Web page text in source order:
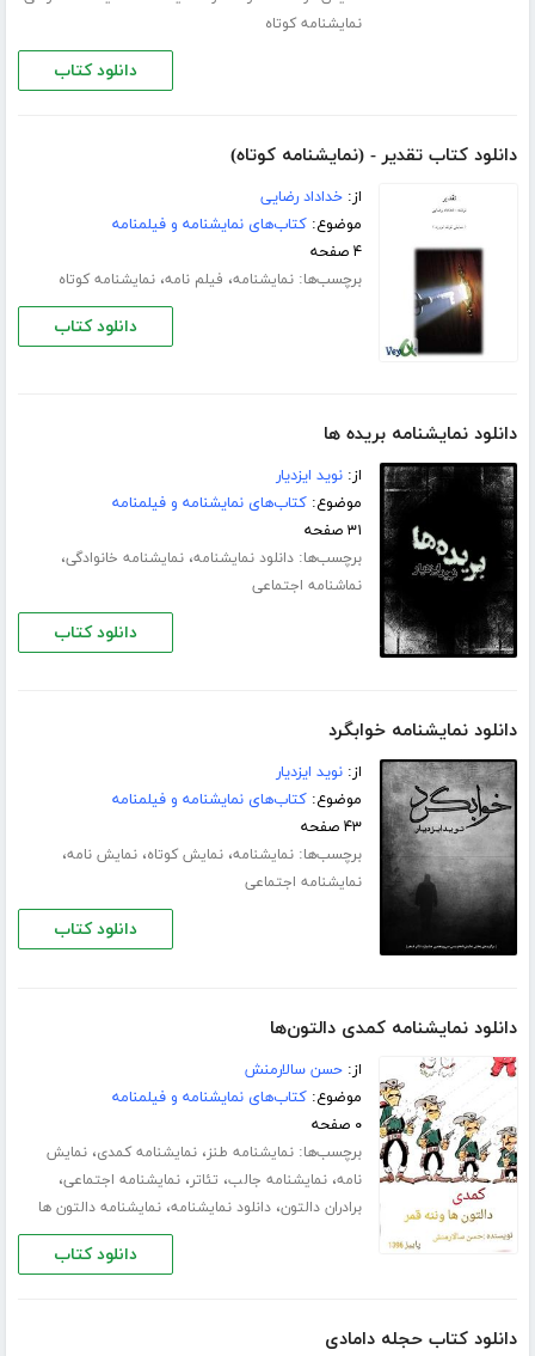
نمایشنامه کوتاه
دانلود کتاب
دانلود کتاب تقدیر - (نمایشنامه کوتاه)
از:خداداد رضایی
موضوع:کتاب‌های نمایشنامه و فیلمنامه
۴ صفحه
برچسب‌ها:نمایشنامه، فیلم نامه،نمایشنامه کوتاه
دانلود کتاب
دانلود نمایشنامه بریده ها
از:نوید ایزدیار
موضوع:کتاب‌های نمایشنامه و فیلمنامه
۳۱ صفحه
برچسب‌ها:دانلود نمایشنامه،نمایشنامه خانوادگی،
نماشنامه اجتماعی
دانلود کتاب
دانلود نمایشنامه خوابگرد
از:نوید ایزدیار
موضوع:کتاب‌های نمایشنامه و فیلمنامه
۴۳ صفحه
برچسب‌ها:نمایشنامه،نمایش کوتاه،نمایش نامه،
نمایشنامه اجتماعی
دانلود کتاب
دانلود نمایشنامه کمدی دالتون‌ها
از:حسن سالارمنش
موضوع:کتاب‌های نمایشنامه و فیلمنامه
۰ صفحه
برچسب‌ها:نمایشنامه طنز،نمایشنامه کمدی،نمایش
نامه،نمایشنامه جالب، تئاتر،نمایشنامه اجتماعی،
برادران دالتون،دانلود نمایشنامه،نمایشنامه دالتون ها
دانلود کتاب
دانلود کتاب حجله دامادی